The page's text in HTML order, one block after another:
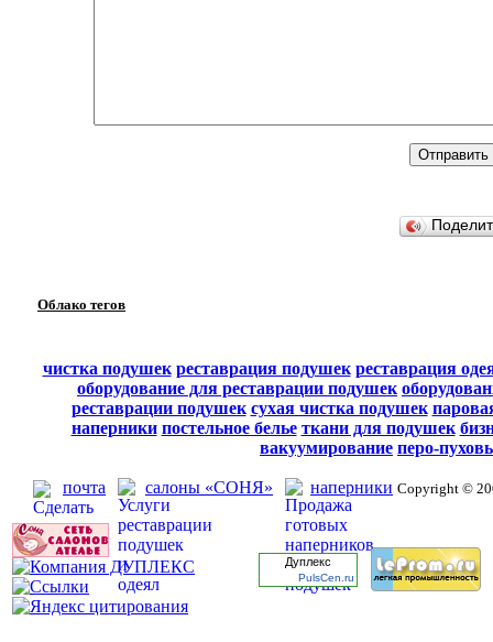
Облако тегов
чистка подушек реставрация подушек реставрация
оборудование для реставрации подушек
реставрации подушек сухая чистка подушек
наперники постельное белье ткани для подушек
вакуумирование перо-
почта салоны «СОНЯ» наперники Copyright ©
Дуплекс
PulsCen.ru